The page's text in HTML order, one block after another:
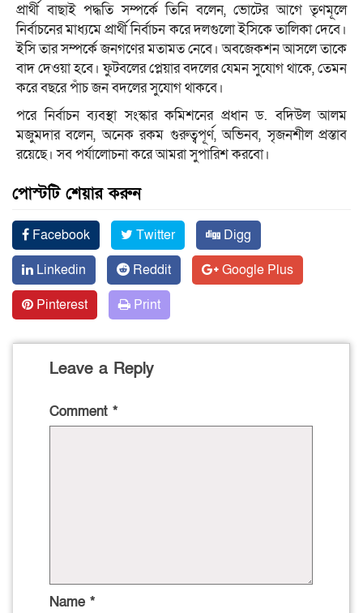
প্রার্থী বাছাই পদ্ধতি সম্পর্কে তিনি বলেন, ভোটের আগে তৃণমূলে
নির্বাচনের মাধ্যমে প্রার্থী নির্বাচন করে দলগুলো ইসিকে তালিকা দেবে।
ইসি তার সম্পর্কে জনগণের মতামত নেবে। অবজেকশন আসলে তাকে
বাদ দেওয়া হবে। ফুটবলের প্লেয়ার বদলের যেমন সুযোগ থাকে, তেমন
করে বছরে পাঁচ জন বদলের সুযোগ থাকবে।
পরে নির্বাচন ব্যবস্থা সংস্কার কমিশনের প্রধান ড. বদিউল আলম
মজুমদার বলেন, অনেক রকম গুরুত্বপূর্ণ, অভিনব, সৃজনশীল প্রস্তাব
রয়েছে। সব পর্যালোচনা করে আমরা সুপারিশ করবো।
পোস্টটি শেয়ার করুন
Facebook Twitter
Digg
Linkedin
Reddit
Google Plus
Pinterest
Print
Leave a Reply
Comment *
Name *